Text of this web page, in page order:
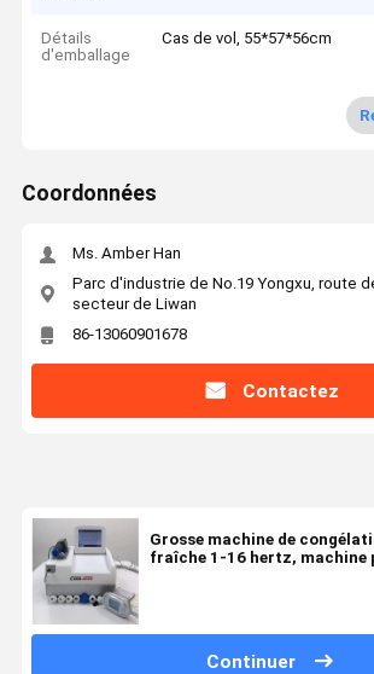
Détails
d'emballage
Cas de vol, 55*57*56cm
Coordonnées
Ms. Amber Han
Parc d'industrie de No.19 Yongxu, route
secteur de Liwan
86-13060901678
Contactez
Grosse machine de
fraîche 1-16 hertz, machine
Continuer